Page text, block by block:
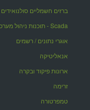
ברזים חשמליים סולנואידים
Scada - תוכנות ניהול מערכות מרחוק
אוגרי נתונים / רשמים
אנאליטיקה
ארונות פיקוד ובקרה
זרימה
טמפרטורה